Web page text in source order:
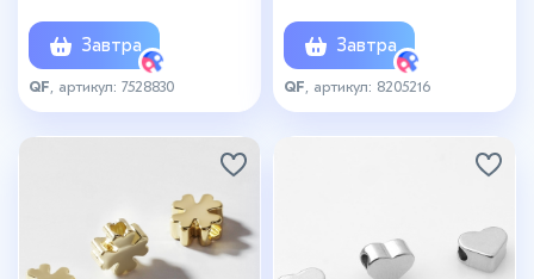
мм, цвет золото
Завтра
QF , артикул: 7528830
Завтра
QF , артикул: 8205216